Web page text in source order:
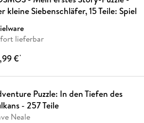
kleine Siebenschläfer, 15 Teile: Spiel
lieferbar
€*
Puzzle: In den Tiefen des
- 257 Teile
Neale